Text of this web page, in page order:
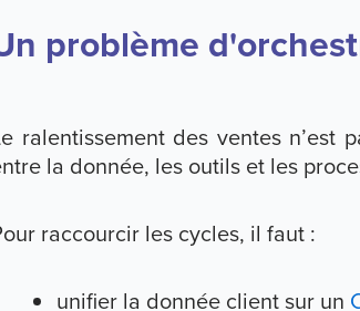
problème
ralentissement des ventes n’est
la donnée, les outils et les
raccourcir les cycles, il faut :
unifier la donnée client sur un